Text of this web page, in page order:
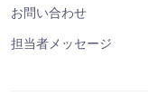
お問い合わせ
担当者メッセージ